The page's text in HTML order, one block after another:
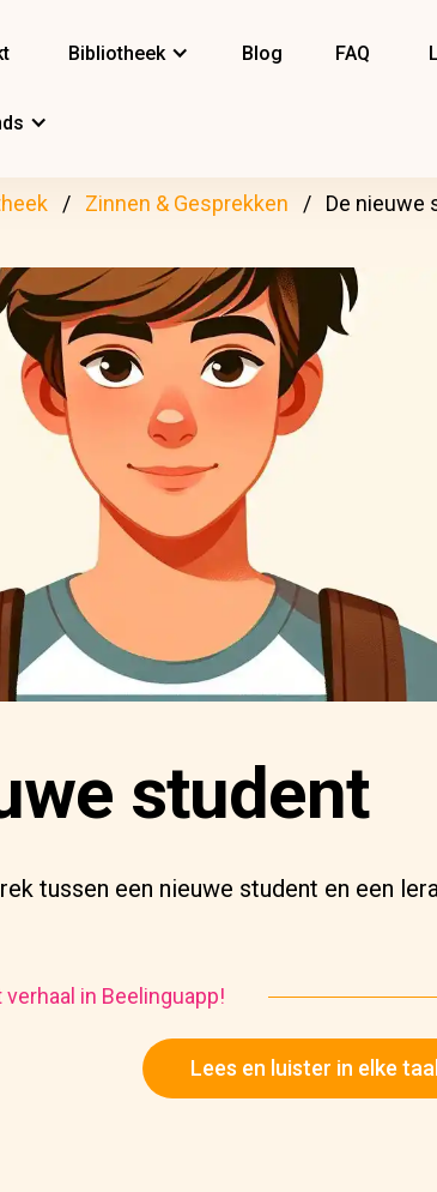
Bibliotheek Blog FAQ
Zinnen & Gesprekken De nieuwe
student
tussen een nieuwe student en een
in Beelinguapp!
Lees en luister in elke taal